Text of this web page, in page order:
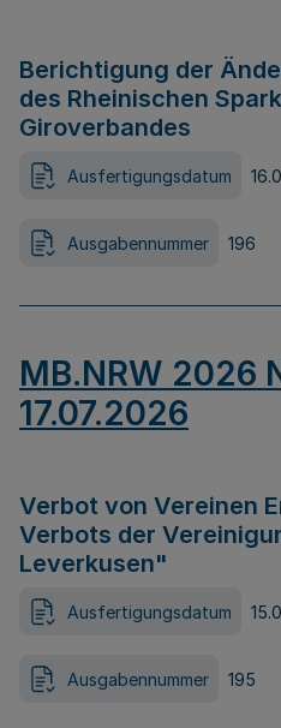
Berichtigung der
des Rheinischen
Giroverbandes
Ausfertigungsdatum
Ausgabennummer 196
MB.NRW 2026
17.07.2026
Verbot von Vereinen
Verbots der
Leverkusen"
Ausfertigungsdatum
Ausgabennummer 195